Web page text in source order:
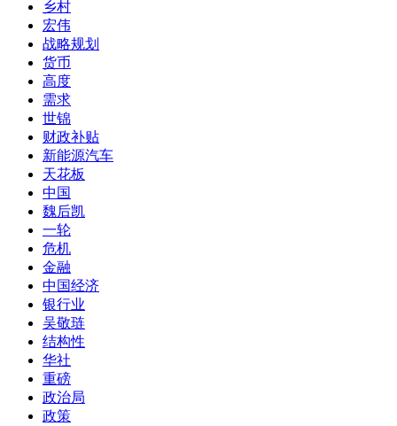
乡村
宏伟
战略规划
货币
高度
需求
世锦
财政补贴
新能源汽车
天花板
中国
魏后凯
一轮
危机
金融
中国经济
银行业
吴敬琏
结构性
华社
重磅
政治局
政策